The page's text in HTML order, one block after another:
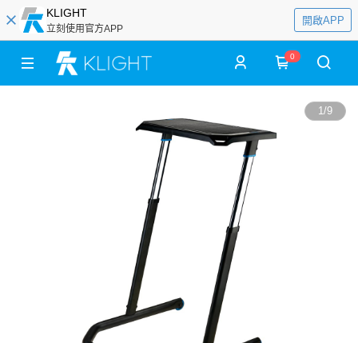
KLIGHT
立刻使用官方APP
開啟APP
0
1/9